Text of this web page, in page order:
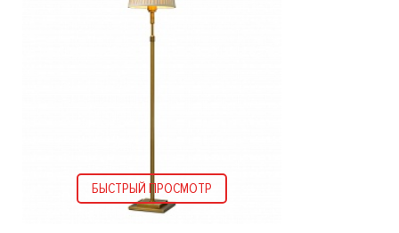
БЫСТРЫЙ ПРОСМОТР